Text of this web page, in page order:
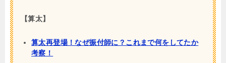
【算太】
算太再登場！なぜ振付師に？これまで何をしてたか
考察！